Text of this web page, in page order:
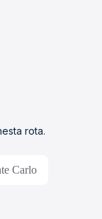
rota.
Carlo